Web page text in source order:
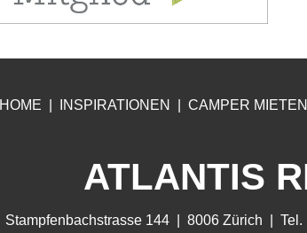
HOME INSPIRATIONEN CAMPER
ATLANTIS
Stampfenbachstrasse 144 | 8006 Zürich | Tel.